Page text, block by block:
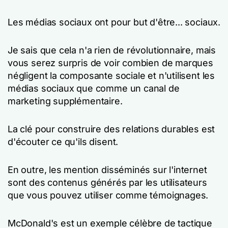
Les médias sociaux ont pour but d'être... sociaux.
Je sais que cela n'a rien de révolutionnaire, mais
vous serez surpris de voir combien de marques
négligent la composante sociale et n'utilisent les
médias sociaux que comme un canal de
marketing supplémentaire.
La clé pour construire des relations durables est
d'écouter ce qu'ils disent.
En outre, les mention disséminés sur l'internet
sont des contenus générés par les utilisateurs
que vous pouvez utiliser comme témoignages.
McDonald's est un exemple célèbre de tactique